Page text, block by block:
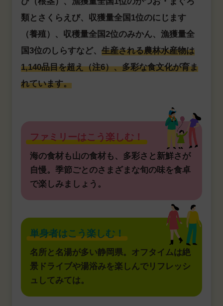
類とさくらえび、収獲量全国1位のにじます
（養殖）、収穫量全国2位のみかん、漁獲量全
国3位のしらすなど、 生産される農林水産物は
1,140品目を超え（注6）、多彩な食文化が育ま
れています。
ファミリーはこう楽しむ！
海の食材も山の食材も、多彩さと新鮮さが
自慢。季節ごとのさまざまな旬の味を食卓
で楽しみましょう。
単身者はこう楽しむ！
名所と名湯が多い静岡県。オフタイムは絶
景ドライブや湯浴みを楽しんでリフレッシ
ュしてみては。